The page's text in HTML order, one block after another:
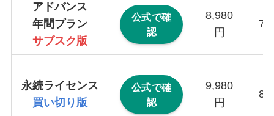
アドバンス
年間プラン
サブスク版
公式で確
認
8,980
円
永続ライセンス
買い切り版
公式で確
認
9,980
円